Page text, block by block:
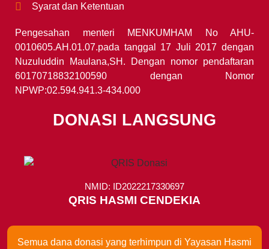
Syarat dan Ketentuan
Pengesahan menteri MENKUMHAM No AHU-
0010605.AH.01.07.pada tanggal 17 Juli 2017 dengan
Nuzuluddin Maulana,SH. Dengan nomor pendaftaran
60170718832100590 dengan Nomor
NPWP:02.594.941.3-434.000
DONASI LANGSUNG
NMID: ID2022217330697
QRIS HASMI CENDEKIA
Semua dana donasi yang terhimpun di Yayasan Hasmi